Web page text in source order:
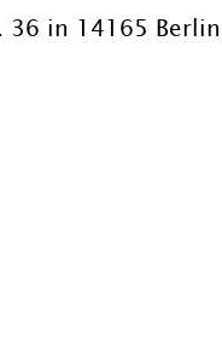
in 14165